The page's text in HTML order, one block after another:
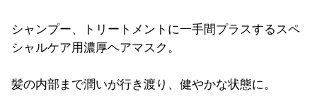
シャンプー、トリートメントに一手間プラスするスペ
シャルケア用濃厚ヘアマスク。
髪の内部まで潤いが行き渡り、健やかな状態に。